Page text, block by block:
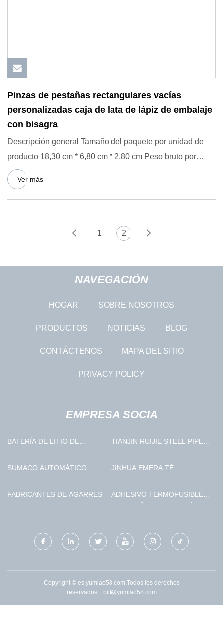
Pinzas de pestañas rectangulares vacías
personalizadas caja de lata de lápiz de embalaje
con bisagra
Descripción general Tamaño del paquete por unidad de
producto 18,30 cm * 6,80 cm * 2,80 cm Peso bruto por
unidad de prod
Ver más
1 2
NAVEGACIÓN
HOGAR SOBRE NOSOTROS
PRODUCTOS NOTICIAS BLOG
CONTÁCTENOS MAPA DEL SITIO
PRIVACY POLICY
EMPRESA SOCIA
BATERÍA DE LITIO DE
TIANJIN RUIJIE STEEL PIPE
SUMACO AUTOMÁTICO
JINHUA EMERA TÉ
FABRICANTES DE AGARRES
ADHESIVO TERMOFUSIBLE
Copyright © es.yumiao58.com,Todos los derechos
reservados.
bill@yumiao58.com